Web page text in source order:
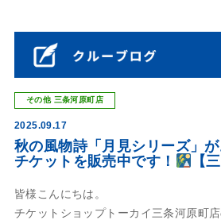
その他 三条河原町店
2025.09.17
秋の風物詩「月見シリーズ」
チケットを販売中です！
【
皆様こんにちは。
チケットショップトーカイ三条河原町店